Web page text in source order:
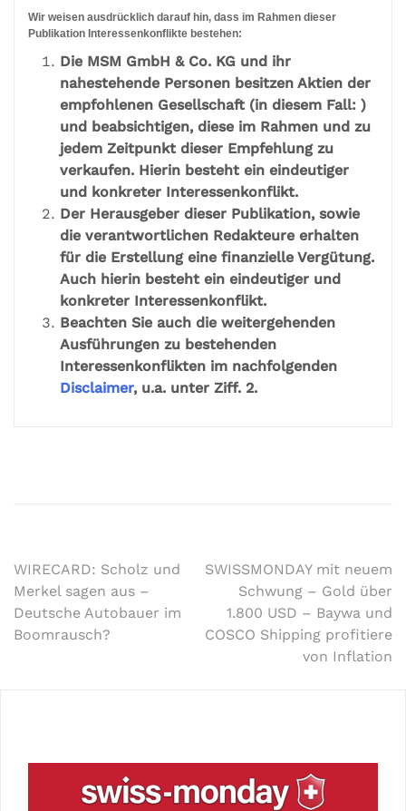
Wir weisen ausdrücklich darauf hin, dass im Rahmen dieser
Publikation Interessenkonflikte bestehen:
Die MSM GmbH & Co. KG und ihr
nahestehende Personen besitzen Aktien der
empfohlenen Gesellschaft (in diesem Fall: )
und beabsichtigen, diese im Rahmen und zu
jedem Zeitpunkt dieser Empfehlung zu
verkaufen. Hierin besteht ein eindeutiger
und konkreter Interessenkonflikt.
Der Herausgeber dieser Publikation, sowie
die verantwortlichen Redakteure erhalten
für die Erstellung eine finanzielle Vergütung.
Auch hierin besteht ein eindeutiger und
konkreter Interessenkonflikt.
Beachten Sie auch die weitergehenden
Ausführungen zu bestehenden
Interessenkonflikten im nachfolgenden
Disclaimer, u.a. unter Ziff. 2.
WIRECARD: Scholz und
Merkel sagen aus –
Deutsche Autobauer im
Boomrausch?
SWISSMONDAY mit neuem
Schwung – Gold über
1.800 USD – Baywa und
COSCO Shipping profitiere
von Inflation